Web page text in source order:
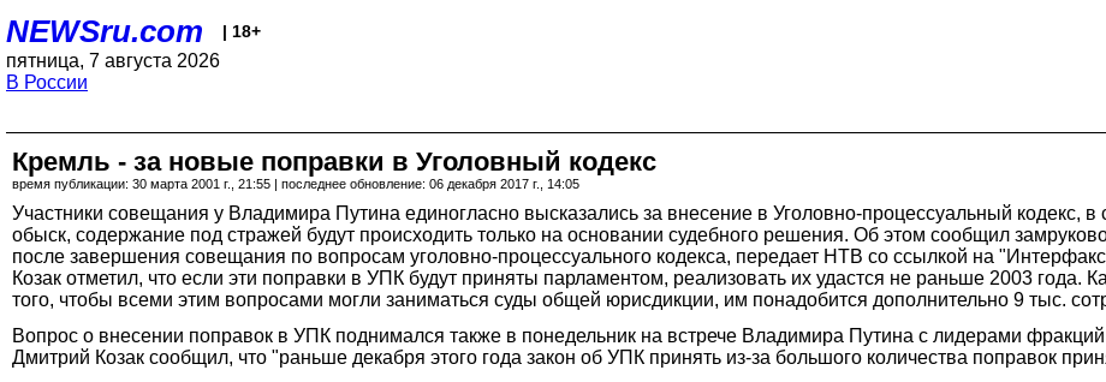
NEWSru.com | 18+
пятница, 7 августа 2026
В России
Кремль - за новые поправки в Уголовный кодекс
время публикации: 30 марта 2001 г., 21:55 | последнее обновление: 06 декабря 2017 г., 14:05
Участники совещания у Владимира Путина единогласно высказались за внесение в Уголовно-процессуальный кодекс, в
обыск, содержание под стражей будут происходить только на основании судебного решения. Об этом сообщил
после завершения совещания по вопросам уголовно-процессуального кодекса, передает НТВ со ссылкой на
Козак отметил, что если эти поправки в УПК будут приняты парламентом, реализовать их удастся не раньше 2003 года.
того, чтобы всеми этим вопросами могли заниматься суды общей юрисдикции, им понадобится дополнительно 9 тыс.
Вопрос о внесении поправок в УПК поднимался также в понедельник на встрече Владимира Путина с лидерами
Дмитрий Козак сообщил, что "раньше декабря этого года закон об УПК принять из-за большого количества поправок